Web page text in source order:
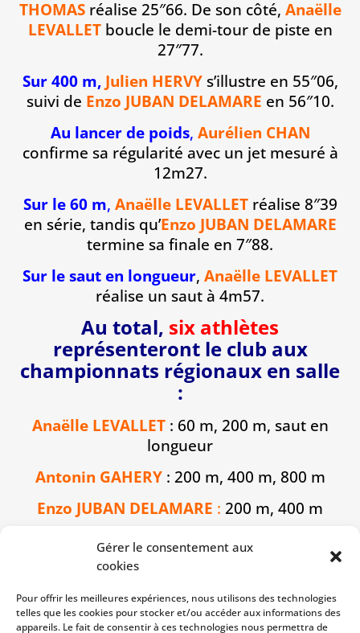
Gérer le consentement aux
cookies
Pour offrir les meilleures expériences, nous utilisons des technologies
telles que les cookies pour stocker et/ou accéder aux informations des
appareils. Le fait de consentir à ces technologies nous permettra de
THOMASréalise 25″66. De son côté, Anaëlle
LEVALLETboucle le demi-tour de piste en
27″77.
Sur 400 m, Julien HERVYs’illustre en 55″06,
suivi de Enzo JUBAN DELAMARE en 56″10.
Au lancer de poids, Aurélien CHAN
confirme sa régularité avec un jet mesuré à
12m27.
Sur le 60 m, Anaëlle LEVALLET réalise 8″39
en série, tandis qu’Enzo JUBAN DELAMARE
termine sa finale en 7″88.
Sur le saut en longueur, Anaëlle LEVALLET
réalise un saut à 4m57.
Au total, six athlètes
représenteront le club aux
championnats régionaux en salle
:
Anaëlle LEVALLET : 60 m, 200 m, saut en
longueur
Antonin GAHERY : 200 m, 400 m, 800 m
Enzo JUBAN DELAMARE : 200 m, 400 m
Julien HERVY :
400 m, 800 m, triple saut
Mathis THOMAS
Aurélien CHAN: lancer de poids